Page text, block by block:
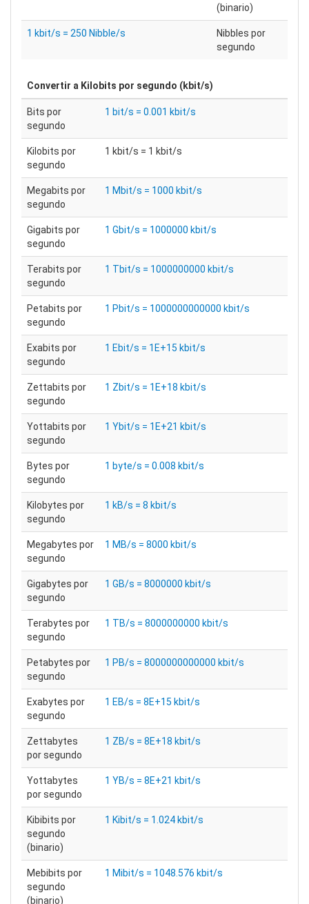
(binario)
1 kbit/s = 250 Nibble/s
Nibbles por
segundo
Convertir a Kilobits por segundo (kbit/s)
Bits por
segundo
1 bit/s = 0.001 kbit/s
Kilobits por
segundo
1 kbit/s = 1 kbit/s
Megabits por
segundo
1 Mbit/s = 1000 kbit/s
Gigabits por
segundo
1 Gbit/s = 1000000 kbit/s
Terabits por
segundo
1 Tbit/s = 1000000000 kbit/s
Petabits por
segundo
1 Pbit/s = 1000000000000 kbit/s
Exabits por
segundo
1 Ebit/s = 1E+15 kbit/s
Zettabits por
segundo
1 Zbit/s = 1E+18 kbit/s
Yottabits por
segundo
1 Ybit/s = 1E+21 kbit/s
Bytes por
segundo
1 byte/s = 0.008 kbit/s
Kilobytes por
segundo
1 kB/s = 8 kbit/s
Megabytes por
segundo
1 MB/s = 8000 kbit/s
Gigabytes por
segundo
1 GB/s = 8000000 kbit/s
Terabytes por
segundo
1 TB/s = 8000000000 kbit/s
Petabytes por
segundo
1 PB/s = 8000000000000 kbit/s
Exabytes por
segundo
1 EB/s = 8E+15 kbit/s
Zettabytes
por segundo
1 ZB/s = 8E+18 kbit/s
Yottabytes
por segundo
1 YB/s = 8E+21 kbit/s
Kibibits por
segundo
(binario)
1 Kibit/s = 1.024 kbit/s
Mebibits por
segundo
(binario)
1 Mibit/s = 1048.576 kbit/s